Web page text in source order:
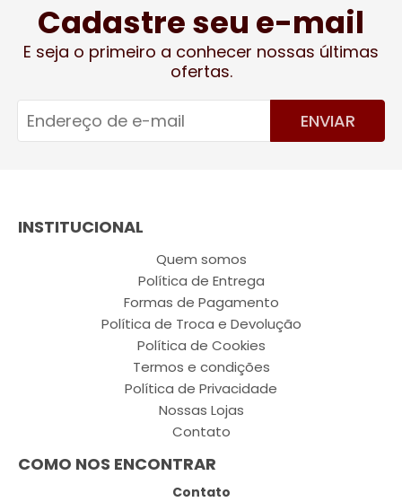
Cadastre seu e-mail
E seja o primeiro a conhecer nossas últimas
ofertas.
ENVIAR
INSTITUCIONAL
Quem somos
Política de Entrega
Formas de Pagamento
Política de Troca e Devolução
Política de Cookies
Termos e condições
Política de Privacidade
Nossas Lojas
Contato
COMO NOS ENCONTRAR
Contato